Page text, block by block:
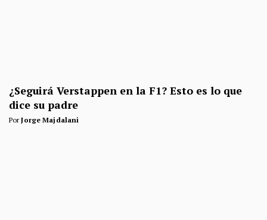
¿Seguirá Verstappen en la F1? Esto es lo que
dice su padre
PorJorge Majdalani